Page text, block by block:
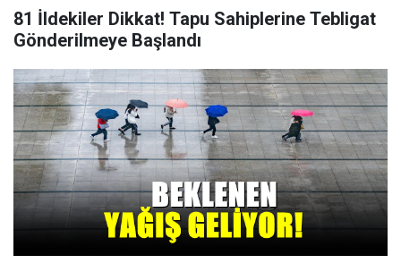
81 İldekiler Dikkat! Tapu Sahiplerine Tebligat
Gönderilmeye Başlandı